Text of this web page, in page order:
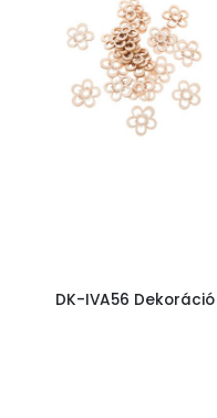
DK-IVA56 Dekoráció